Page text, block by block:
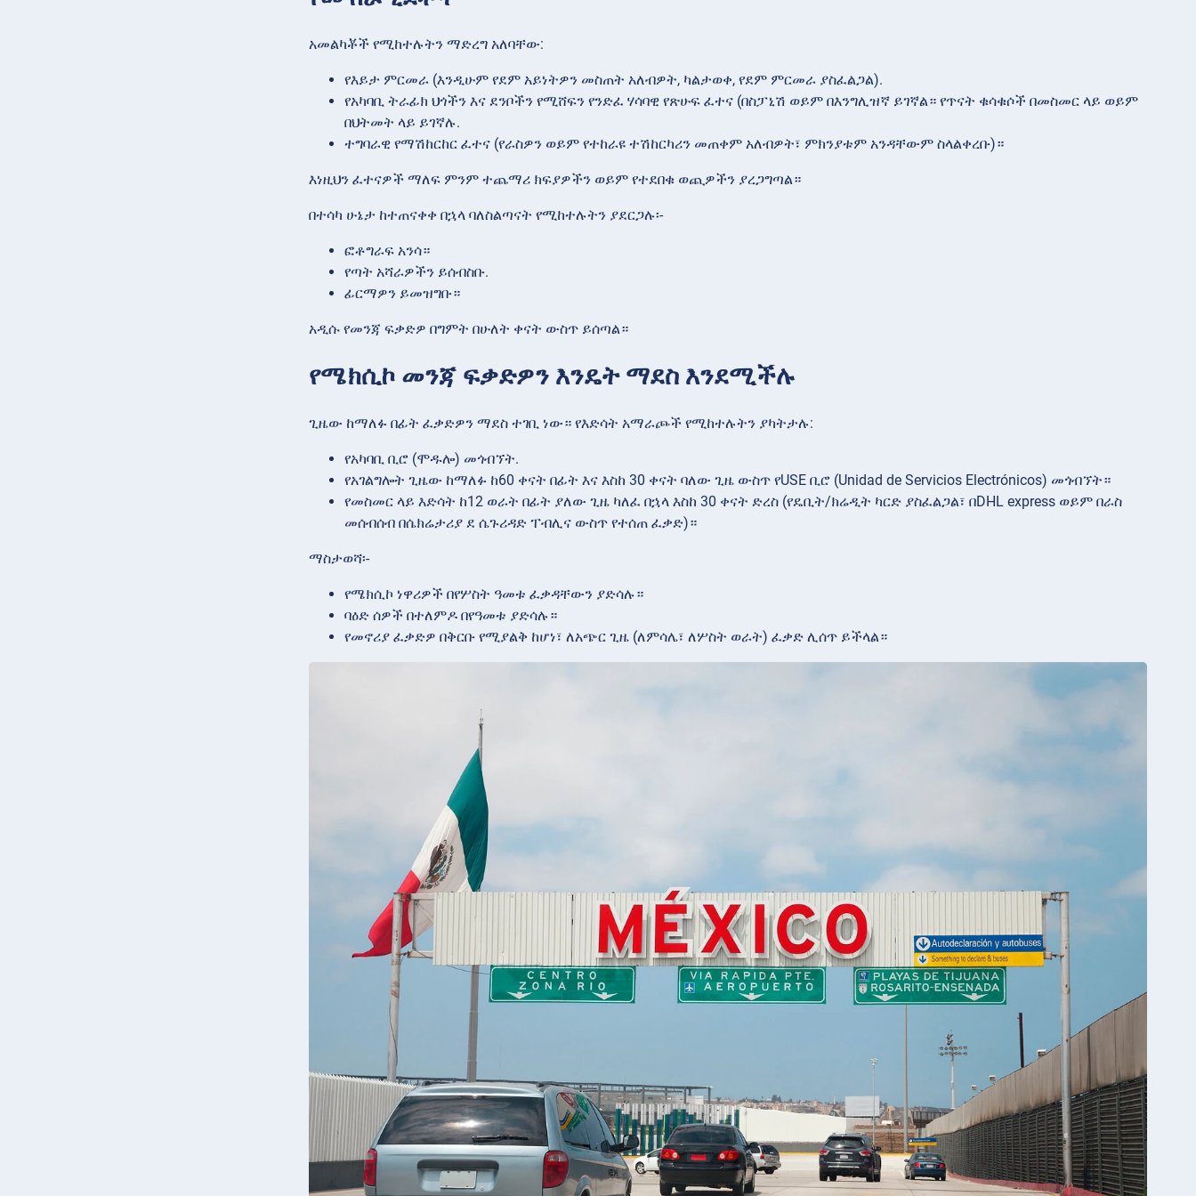
አመልካቾች የሚከተሉትን ማድረግ አለባቸው:
የእይታ ምርመራ (እንዲሁም የደም አይነትዎን መስጠት አለብዎት, ካልታወቀ, የደም ምርመራ ያስፈልጋል).
የአካባቢ ትራፊክ ህጎችን እና ደንቦችን የሚሸፍን የንድፈ ሃሳባዊ የጽሁፍ ፈተና (በስፓኒሽ ወይም በእንግሊዝኛ ይገኛል። የጥናት ቁሳቁሶች በመስመር ላይ ወይም
በህትመት ላይ ይገኛሉ.
ተግባራዊ የማሽከርከር ፈተና (የራስዎን ወይም የተከራዩ ተሽከርካሪን መጠቀም አለብዎት፣ ምክንያቱም አንዳቸውም ስላልቀረቡ)።
እነዚህን ፈተናዎች ማለፍ ምንም ተጨማሪ ክፍያዎችን ወይም የተደበቁ ወጪዎችን ያረጋግጣል።
በተሳካ ሁኔታ ከተጠናቀቀ በኋላ ባለስልጣናት የሚከተሉትን ያደርጋሉ፡-
ፎቶግራፍ አንሳ።
የጣት አሻራዎችን ይሰብስቡ.
ፊርማዎን ይመዝግቡ።
አዲሱ የመንጃ ፍቃድዎ በግምት በሁለት ቀናት ውስጥ ይሰጣል።
የሜክሲኮ መንጃ ፍቃድዎን እንዴት ማደስ እንደሚችሉ
ጊዜው ከማለፉ በፊት ፈቃድዎን ማደስ ተገቢ ነው። የእድሳት አማራጮች የሚከተሉትን ያካትታሉ:
የአካባቢ ቢሮ (ሞዱሎ) መጎብኘት.
የአገልግሎት ጊዜው ከማለፉ ከ60 ቀናት በፊት እና እስከ 30 ቀናት ባለው ጊዜ ውስጥ የUSE ቢሮ (Unidad de Servicios Electrónicos) መጎብኘት።
የመስመር ላይ እድሳት ከ12 ወራት በፊት ያለው ጊዜ ካለፈ በኋላ እስከ 30 ቀናት ድረስ (የዴቢት/ክሬዲት ካርድ ያስፈልጋል፣ በDHL express ወይም በራስ
መሰብሰብ በሴክሬታሪያ ደ ሴጉሪዳድ ፐብሊና ውስጥ የተሰጠ ፈቃድ)።
ማስታወሻ፡-
የሜክሲኮ ነዋሪዎች በየሦስት ዓመቱ ፈቃዳቸውን ያድሳሉ።
ባዕድ ሰዎች በተለምዶ በየዓመቱ ያድሳሉ።
የመኖሪያ ፈቃድዎ በቅርቡ የሚያልቅ ከሆነ፣ ለአጭር ጊዜ (ለምሳሌ፣ ለሦስት ወራት) ፈቃድ ሊሰጥ ይችላል።